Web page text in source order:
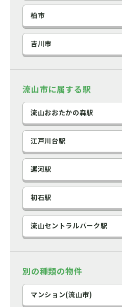
柏市
吉川市
流山市に属する駅
流山おおたかの森駅
江戸川台駅
運河駅
初石駅
流山セントラルパーク駅
別の種類の物件
マンション(流山市)